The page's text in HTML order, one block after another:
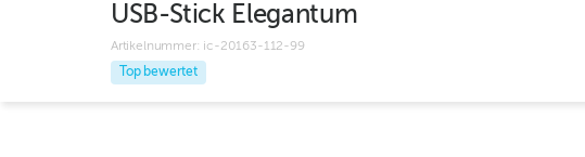
USB-Stick Elegantum
Artikelnummer: ic-20163-112-99
Top bewertet